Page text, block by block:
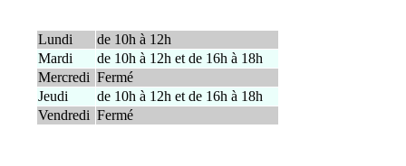
Lundi
de 10h à 12h
Mardi
de 10h à 12h et de 16h à 18h
Mercredi Fermé
Jeudi
de 10h à 12h et de 16h à 18h
Vendredi Fermé